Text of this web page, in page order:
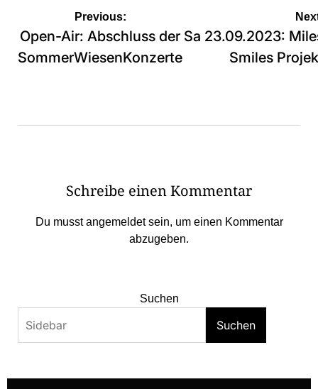
Beitragsnavigation
Previous:
Open-Air: Abschluss der
SommerWiesenKonzerte
Sa 23.09.2023:
Smiles
Schreibe einen Kommentar
Du musstangemeldetsein, um einen Kommentar
abzugeben.
Suchen
Suchen